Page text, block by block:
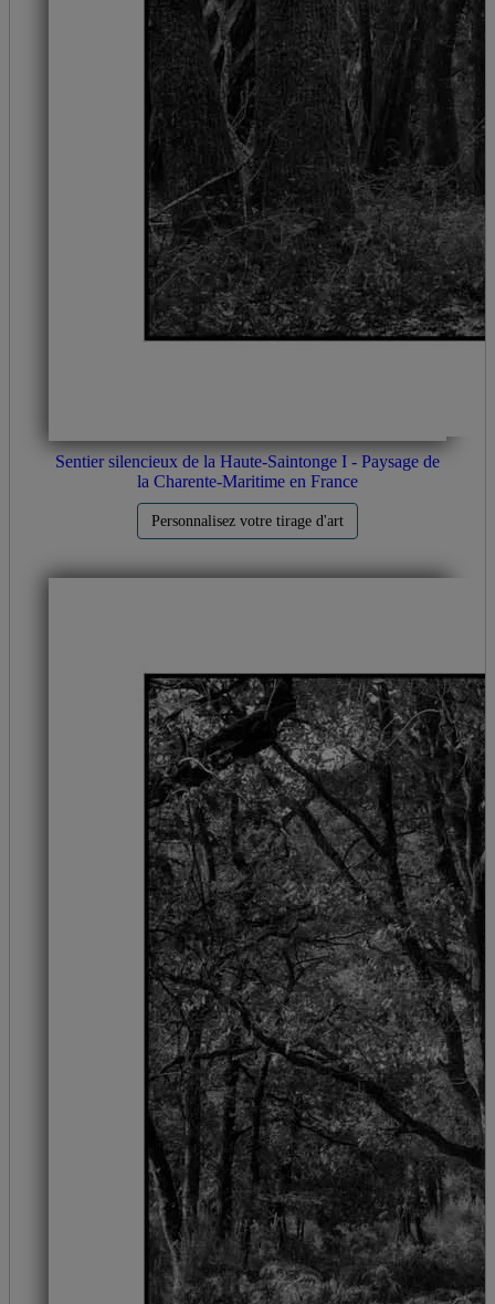
Sentier silencieux de la Haute-Saintonge I - Paysage de
la Charente-Maritime en France
Personnalisez votre tirage d'art